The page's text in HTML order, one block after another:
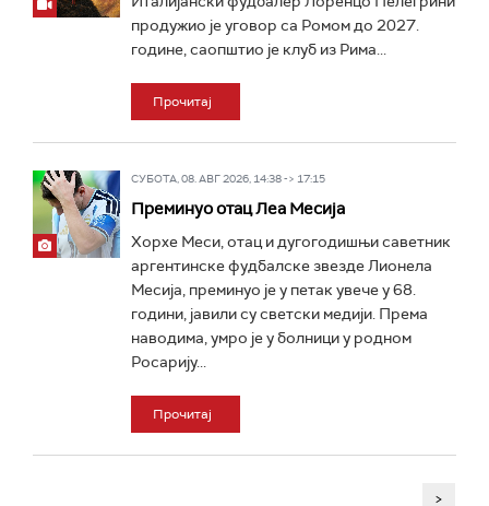
продужио је уговор са Ромом до 2027.
године, саопштио је клуб из Рима...
Прочитај
СУБОТА, 08. АВГ 2026, 14:38 -> 17:15
Преминуо отац Леа Месија
Хорхе Меси, отац и дугогодишњи саветник
аргентинске фудбалске звезде Лионела
Месија, преминуо је у петак увече у 68.
години, јавили су светски медији. Према
наводима, умро је у болници у родном
Росарију...
Прочитај
>